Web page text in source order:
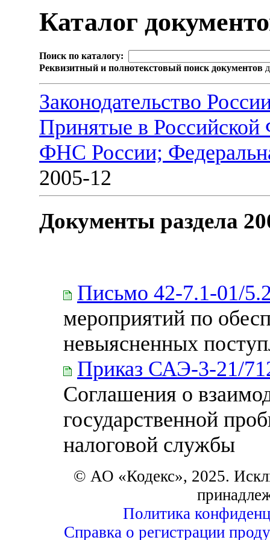
Каталог
Поиск по каталогу:
Реквизитный и полнотекстовый поиск документов
Законодательство
Принятые в Российской
ФНС России;
2005-12
Документы раздела
Письмо 42-7.1-01/
мероприятий по
невыясненных
Приказ САЭ-3-21/
Соглашения о
государственной
налоговой службы
© АО «Кодекс», 2025.
Политика
Справка о регистрации